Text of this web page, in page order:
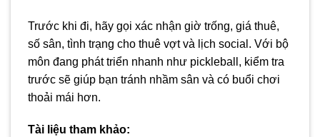
Trước khi đi, hãy gọi xác nhận giờ trống, giá thuê,
số sân, tình trạng cho thuê vợt và lịch social. Với bộ
môn đang phát triển nhanh như pickleball, kiểm tra
trước sẽ giúp bạn tránh nhầm sân và có buổi chơi
thoải mái hơn.
Tài liệu tham khảo: